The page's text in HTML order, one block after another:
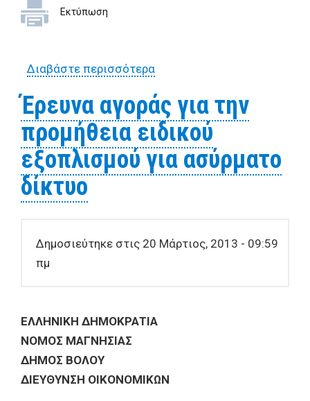
Εκτύπωση
Διαβάστε περισσότεραγια
Έρευνα αγοράς για την
προμήθεια ειδικού
εξοπλισμού για ασύρματο
δίκτυο
Δημοσιεύτηκε στις 20 Μάρτιος, 2013 - 09:59
πμ
ΕΛΛΗΝΙΚΗ ΔΗΜΟΚΡΑΤΙΑ
ΝΟΜΟΣ ΜΑΓΝΗΣΙΑΣ
ΔΗΜΟΣ ΒΟΛΟΥ
ΔIEYΘYNΣH OIKONOMIKΩN